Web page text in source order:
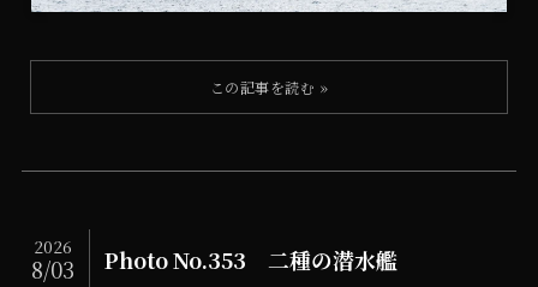
Photo No.353 二種の潜水艦
2026
8/03